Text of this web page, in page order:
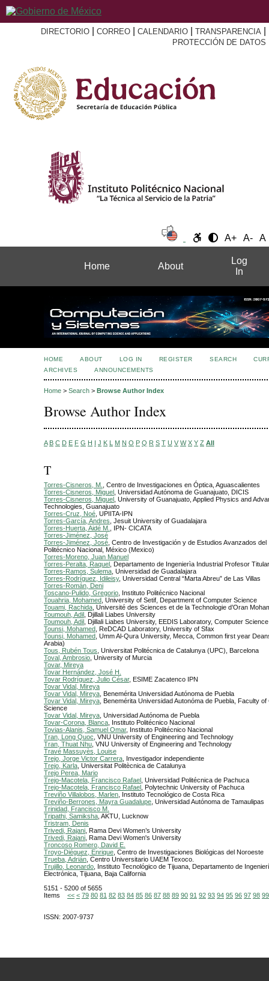
DIRECTORIO CORREO CALENDARIO TRANSPARENCIA
PROTECCIÓN DE DATOS
A+ A- A
Home About
Log
In
HOME ABOUT LOG IN REGISTER SEARCH
ARCHIVES
ANNOUNCEMENTS
Home > Search > Browse Author Index
Browse Author Index
A B C D E F G H I J K L M N O P Q R S T U V W X Y Z All
T
Torres-Cisneros, M.
, Centro de Investigaciones en Óptica, Aguascalientes
Torres-Cisneros, Miguel
, Universidad Autónoma de Guanajuato, DICIS
Torres-Cisneros, Miguel
, University of Guanajuato, Applied Physics and
Technologies, Guanajuato
Torres-Cruz, Noé , UPIITA-IPN
Torres-García, Andres , Jesuit University of Guadalajara
Torres-Huerta, Aidé M.
, IPN- CICATA
Torres-Jiménez, José
Torres-Jiménez, José , Centro de Investigación y de Estudios Avanzados del
Politécnico Nacional, México (Mexico)
Torres-Moreno, Juan Manuel
Torres-Peralta, Raquel
, Departamento de Ingenierìa Industrial Profesor
Torres-Ramos, Sulema , Universidad de Guadalajara
Torres-Rodríguez, Idileisy, Universidad Central “Marta Abreu” de Las Villas
Torres-Román, Deni
Toscano-Pulido, Gregorio , Instituto Politécnico Nacional
Touahria, Mohamed , University of Setif, Department of Computer Science
Touami, Rachida , Université des Sciences et de la Technologie d’Oran
Toumouh, Adil
, Djillali Liabes University
Toumouh, Adil
, Djillali Liabes University, EEDIS Laboratory, Computer
Tounsi, Mohamed , ReDCAD Laboratory, University of Sfax
Tounsi, Mohamed , Umm Al-Qura University, Mecca, Common first year
Arabia)
Tous, Rubén Tous , Universitat Politécnica de Catalunya (UPC), Barcelona
Toval, Ambrosio , University of Murcia
Tovar, Mireya
Tovar Hernández, José H.
Tovar Rodríguez, Julio César, ESIME Zacatenco IPN
Tovar Vidal, Mireya
Tovar Vidal, Mireya , Benemérita Universidad Autónoma de Puebla
Tovar Vidal, Mireya , Benemérita Universidad Autonóma de Puebla, Faculty
Science
Tovar Vidal, Mireya , Universidad Autónoma de Puebla
Tovar-Corona, Blanca , Instituto Politécnico Nacional
Tovias-Alanis, Samuel Omar, Instituto Politécnico Nacional
Tran, Long Quoc , VNU University of Engineering and Technology
Tran, Thuat Nhu , VNU University of Engineering and Technology
Travé Massuyès, Louise
Trejo, Jorge Victor Carrera , Investigador independiente
Trejo, Karla , Universitat Politècnica de Catalunya
Trejo Perea, Mario
Trejo-Macotela, Francisco Rafael
, Universidad Politécnica de Pachuca
Trejo-Macotela, Francisco Rafael
, Polytechnic University of Pachuca
Treviño Villalobos, Marlen , Instituto Tecnológico de Costa Rica
Treviño-Berrones, Mayra Guadalupe , Universidad Autónoma de Tamaulipas
Trinidad, Francisco M.
Tripathi, Samiksha , AKTU, Lucknow
Tristram, Denis
Trivedi, Rajani , Rama Devi Women’s University
Trivedi, Rajani , Rama Devi Women's University
Troncoso Romero, David E.
Troyo-Diéguez, Enrique , Centro de Investigaciones Biológicas del Noroeste
Trueba, Adrián , Centro Universitario UAEM Texoco.
Trujillo, Leonardo , Instituto Tecnológico de Tijuana, Departamento de
Electrónica, Tijuana, Baja California
5151 - 5200 of 5655
Items << < 79 80 81 82 83 84 85 86 87 88 89 90 91 92 93 94 95 96 97 98 99
ISSN: 2007-9737